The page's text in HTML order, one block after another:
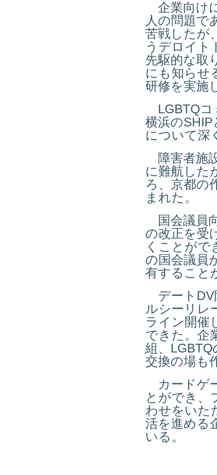
企業向け
人の問題で
苦戦したが
うデロイト
先駆的な取
にも知らせ
研修を実施
LGBTQコ
横浜の
について深
障害者施
に難航した
ろ、京都の
まれた。
国会議員
の改正を受
くことがで
の国会議員
有すること
デートDV
ルシーリレ
ライン開催
できた。企
組、
交換の場も
カードゲ
とができ、
わせをいた
活を進める
いる。